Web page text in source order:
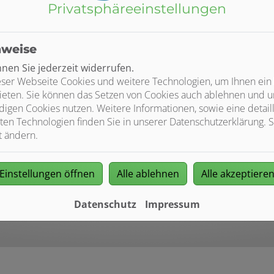
anspruchsvolle Anlagen
Sanitäranlagen, Heizungsanlagen jeder Größe und
uns darauf, Ihr Projekt als Ihr Partner durchzuführen –
und zuverlässig und sorgen dafür, dass Sie Ihre Energie
geschult sind. So können wir neue Methoden,
zu installieren.
Privatsphäre­einstellungen
Sie jederzeit widerrufen.
Webseite Cookies und weitere Technologien, um Ihnen
Sie können das Setzen von Cookies auch ablehnen und
Cookies nutzen. Weitere Informationen, sowie eine
Technologien finden Sie in unserer Datenschutzerklärung.
ändern.
Einstellungen öffnen Alle ablehnen Alle akzeptieren
Datenschutz Impressum